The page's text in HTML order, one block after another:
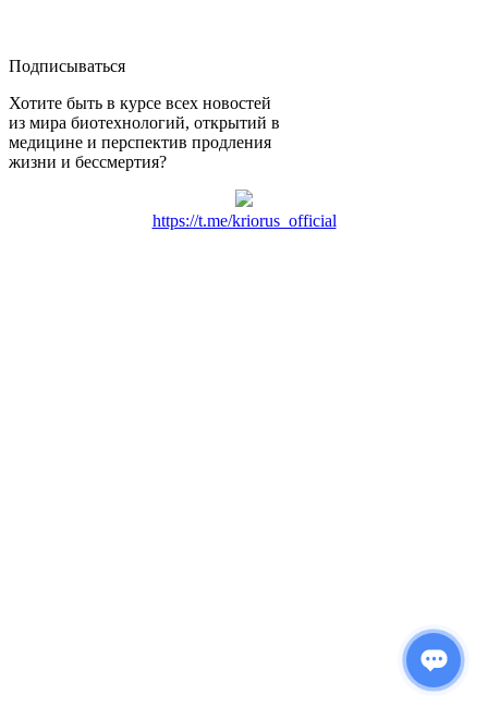
Подписываться
Хотите быть в курсе всех новостей
из мира биотехнологий, открытий в
медицине и перспектив продления
жизни и бессмертия?
https://t.me/kriorus_official